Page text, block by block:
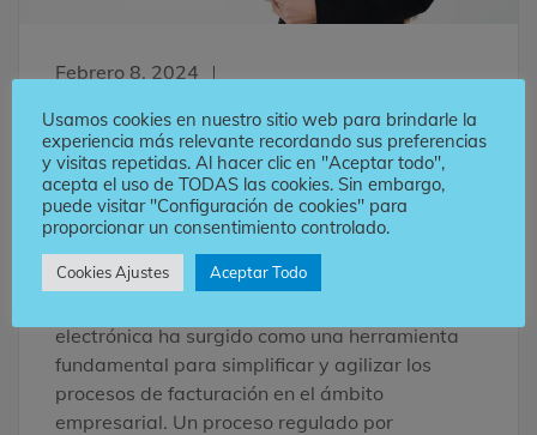
Febrero 8, 2024
Beneficios de emitir
factura electrónica para
contribuyentes
Beneficios de emitir factura electrónica para
electrónica ha surgido como una herramienta
fundamental para simplificar y agilizar los
procesos de facturación en el ámbito
empresarial. Un proceso regulado por
Usamos cookies en nuestro sitio web para brindarle la
experiencia más relevante recordando sus preferencias
y visitas repetidas. Al hacer clic en "Aceptar todo",
acepta el uso de TODAS las cookies. Sin embargo,
puede visitar "Configuración de cookies" para
proporcionar un consentimiento controlado.
Cookies Ajustes Aceptar Todo